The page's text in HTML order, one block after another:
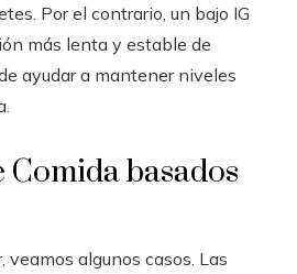
Por el contrario, un bajo IG
más lenta y estable de
ayudar a mantener niveles
Comida basados
veamos algunos casos. Las